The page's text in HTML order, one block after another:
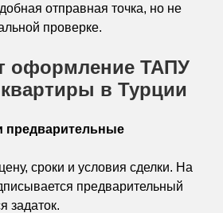
отправная точка, но не
проверке.
оформление ТАПУ
в Турции
предварительные
сроки и условия сделки. На
предварительный
задаток.